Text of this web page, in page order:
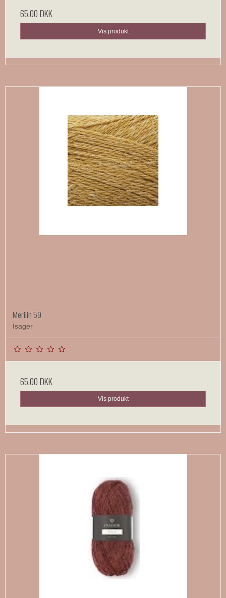
65,00 DKK
Vis produkt
Merilin 59
Isager
65,00 DKK
Vis produkt